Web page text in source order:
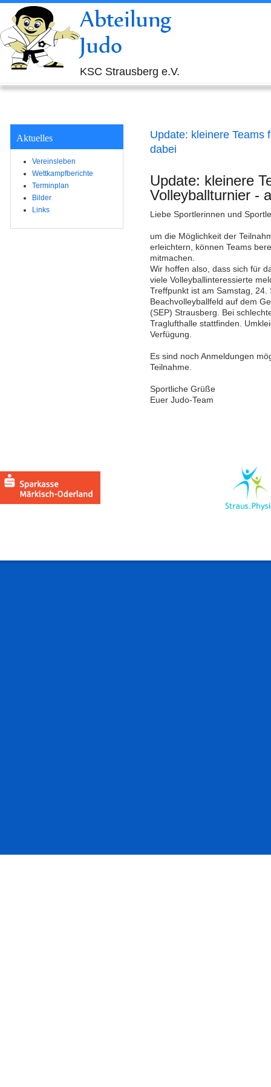
Abteilung
Judo
KSC Strausberg e.V.
Aktuelles
Vereinsleben
Wettkampfberichte
Terminplan
Bilder
Links
Update: kleinere Teams
dabei
Update: kleinere
Volleyballturnier -
Liebe Sportlerinnen und
um die Möglichkeit der
erleichtern, können Teams
mitmachen.
Wir hoffen also, dass sich für
viele Volleyballinteressierte
Treffpunkt ist am Samstag,
Beachvolleyballfeld auf dem
(SEP) Strausberg. Bei
Traglufthalle stattfinden.
Verfügung.
Es sind noch Anmeldungen
Teilnahme.
Sportliche Grüße
Euer Judo-Team